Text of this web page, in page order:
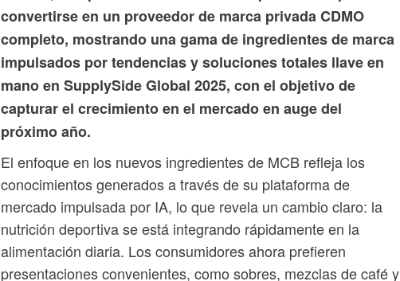
convertirse en un proveedor de marca privada CDMO
completo, mostrando una gama de ingredientes de marca
impulsados ​​por tendencias y soluciones totales llave en
mano en SupplySide Global 2025, con el objetivo de
capturar el crecimiento en el mercado en auge del
próximo año.
El enfoque en los nuevos ingredientes de MCB refleja los
conocimientos generados a través de su plataforma de
mercado impulsada por IA, lo que revela un cambio claro: la
nutrición deportiva se está integrando rápidamente en la
alimentación diaria. Los consumidores ahora prefieren
presentaciones convenientes, como sobres, mezclas de café y